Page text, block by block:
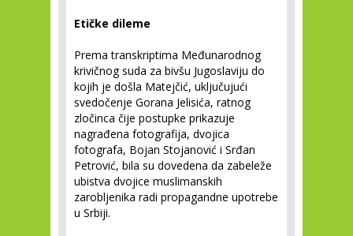
Etičke dileme
Prema transkriptima Međunarodnog
krivičnog suda za bivšu Jugoslaviju do
kojih je došla Matejčić, uključujući
svedočenje Gorana Jelisića, ratnog
zločinca čije postupke prikazuje
nagrađena fotografija, dvojica
fotografa, Bojan Stojanović i Srđan
Petrović, bila su dovedena da zabeleže
ubistva dvojice muslimanskih
zarobljenika radi propagandne upotrebe
u Srbiji.